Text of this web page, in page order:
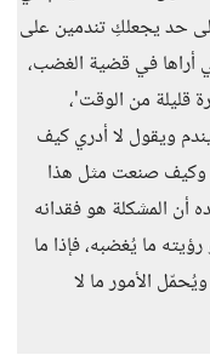
حد يجعلكِ تندمين على
أراها في قضية الغضب،
قليلة من الوقت'،
ويقول لا أدري كيف
وكيف صنعت مثل هذا
أن المشكلة هو فقدانه
ما يُغضبه، فإذا ما
الأمور ما لا